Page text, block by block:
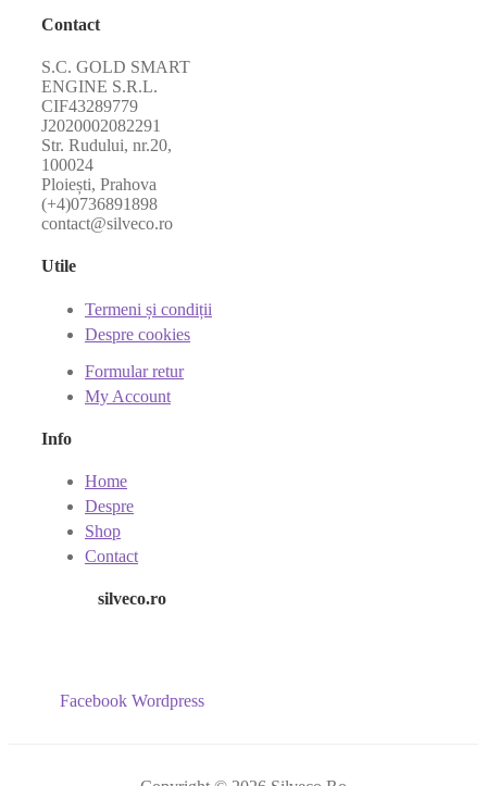
Contact
S.C. GOLD SMART
ENGINE S.R.L.
CIF43289779
J2020002082291
Str. Rudului, nr.20,
100024
Ploiești, Prahova
(+4)0736891898
contact@silveco.ro
Utile
Termeni și condiții
Despre cookies
Formular retur
My Account
Info
Home
Despre
Shop
Contact
silveco.ro
Facebook Wordpress